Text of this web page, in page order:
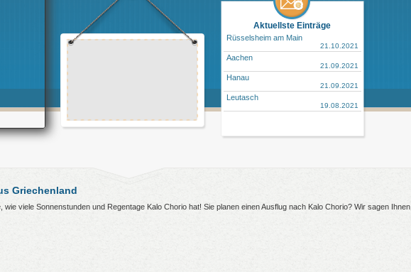
Aktuellste Einträge
Rüsselsheim am Main
21.10.2021
Aachen
21.09.2021
Hanau
21.09.2021
Leutasch
19.08.2021
Griechenland
viele Sonnenstunden und Regentage Kalo Chorio hat! Sie planen einen Ausflug nach Kalo Chorio? Wir sagen Ihnen,